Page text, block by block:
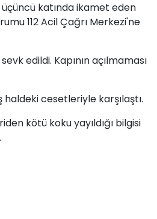
üçüncü katında ikamet eden
112 Acil Çağrı Merkezi'ne
edildi. Kapının açılmaması
haldeki cesetleriyle karşılaştı.
kötü koku yayıldığı bilgisi